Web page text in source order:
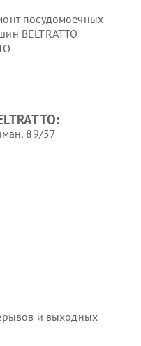
посудомоечных
BELTRATTO
89/57
и выходных